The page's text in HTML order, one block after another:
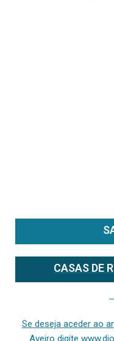
CASAS DE
Se deseja aceder ao
Aveiro digite